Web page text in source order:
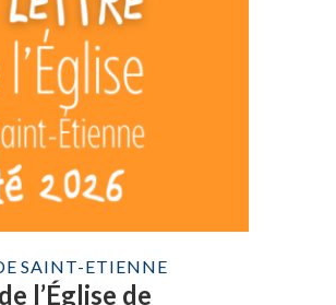
SAINT-ETIENNE
l’Église de